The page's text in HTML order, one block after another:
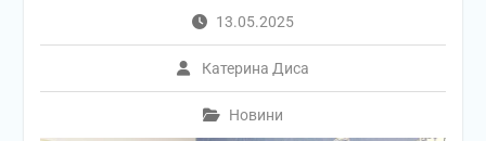
13.05.2025
Катерина Диса
Новини